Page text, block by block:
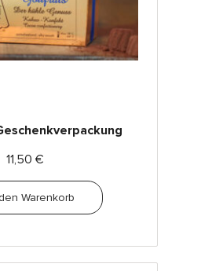
11,50 €
Warenkorb